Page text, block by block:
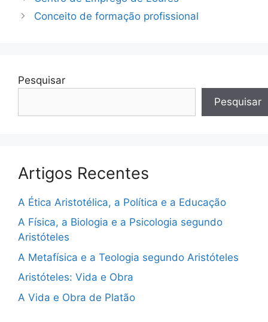
Conceito de formação profissional
Pesquisar
Pesquisar
Artigos Recentes
A Ética Aristotélica, a Política e a Educação
A Física, a Biologia e a Psicologia segundo
Aristóteles
A Metafísica e a Teologia segundo Aristóteles
Aristóteles: Vida e Obra
A Vida e Obra de Platão